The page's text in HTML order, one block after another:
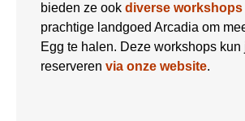
bieden ze ook diverse workshops
prachtige landgoed Arcadia om
Egg te halen. Deze workshops
reserveren via onze website.